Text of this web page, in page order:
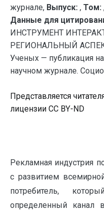
журнале, Выпуск: , Том:
Данные для
ИНСТРУМЕНТ
РЕГИОНАЛЬНЫЙ
Ученых — публикация
научном журнале.
Представляется
лицензии CC BY-ND
Рекламная индустрия
с развитием
потребитель,
определенный канал